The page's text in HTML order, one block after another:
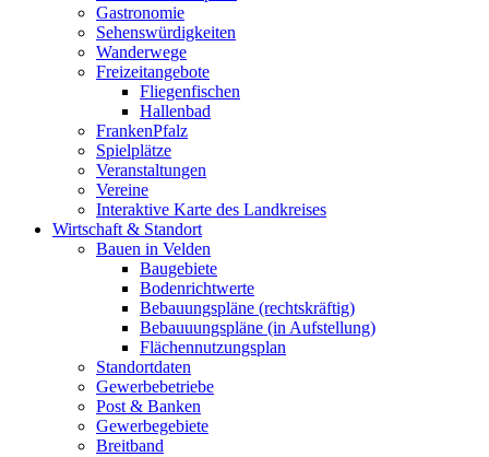
Gastronomie
Sehenswürdigkeiten
Wanderwege
Freizeitangebote
Fliegenfischen
Hallenbad
FrankenPfalz
Spielplätze
Veranstaltungen
Vereine
Interaktive Karte des Landkreises
Wirtschaft & Standort
Bauen in Velden
Baugebiete
Bodenrichtwerte
Bebauungspläne (rechtskräftig)
Bebauuungspläne (in Aufstellung)
Flächennutzungsplan
Standortdaten
Gewerbebetriebe
Post & Banken
Gewerbegebiete
Breitband